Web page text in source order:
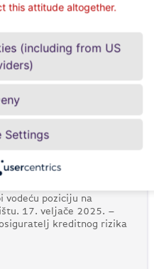
gubi tržišni
vodeću poziciju na
17. veljače 2025. –
kreditnog rizika
this attitude altogether.
(including from US
Settings